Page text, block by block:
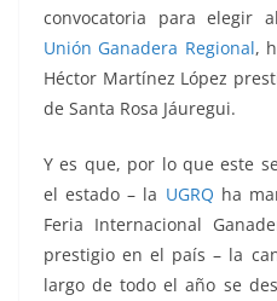
convocatoria para elegir
Unión Ganadera Regional,
Héctor Martínez López
de Santa Rosa Jáuregui.
Y es que, por lo que este
el estado – la UGRQ ha
Feria Internacional
prestigio en el país – la
largo de todo el año se